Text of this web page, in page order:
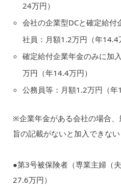
24万円）
会社の企業型DCと確定給付
社員：月額1.2万円（年14.4
確定給付企業年金のみに加
万円（年14.4万円）
公務員等：月額1.2万円（年
※企業年金がある会社の場合、
旨の記載がないと加入できない
●第3号被保険者（専業主婦（
27.6万円）